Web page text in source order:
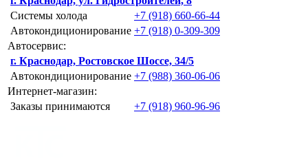
Системы холода
+7 (918) 660-66-44
Автокондиционирование +7 (918) 0-309-309
Автосервис:
г. Краснодар, Ростовское Шоссе, 34/5
Автокондиционирование +7 (988) 360-06-06
Интернет-магазин:
Заказы принимаются
+7 (918) 960-96-96